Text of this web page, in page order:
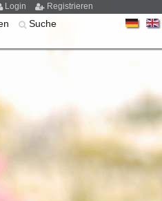
Login Registrieren
Suche